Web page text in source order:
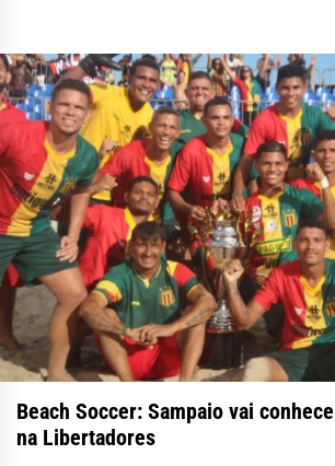
Beach Soccer: Sampaio vai
na Libertadores